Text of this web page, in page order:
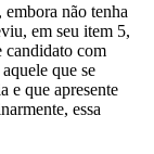
não tenha
em seu item 5,
candidato com
que se
e que apresente
essa